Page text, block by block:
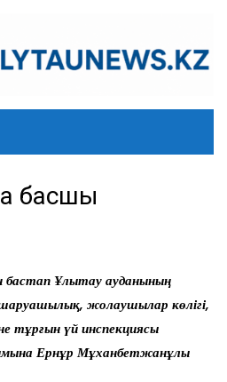
басшы
Ұлытау ауданының
жолаушылар көлігі,
тұрғын үй инспекциясы
Ернұр Мұханбетжанұлы